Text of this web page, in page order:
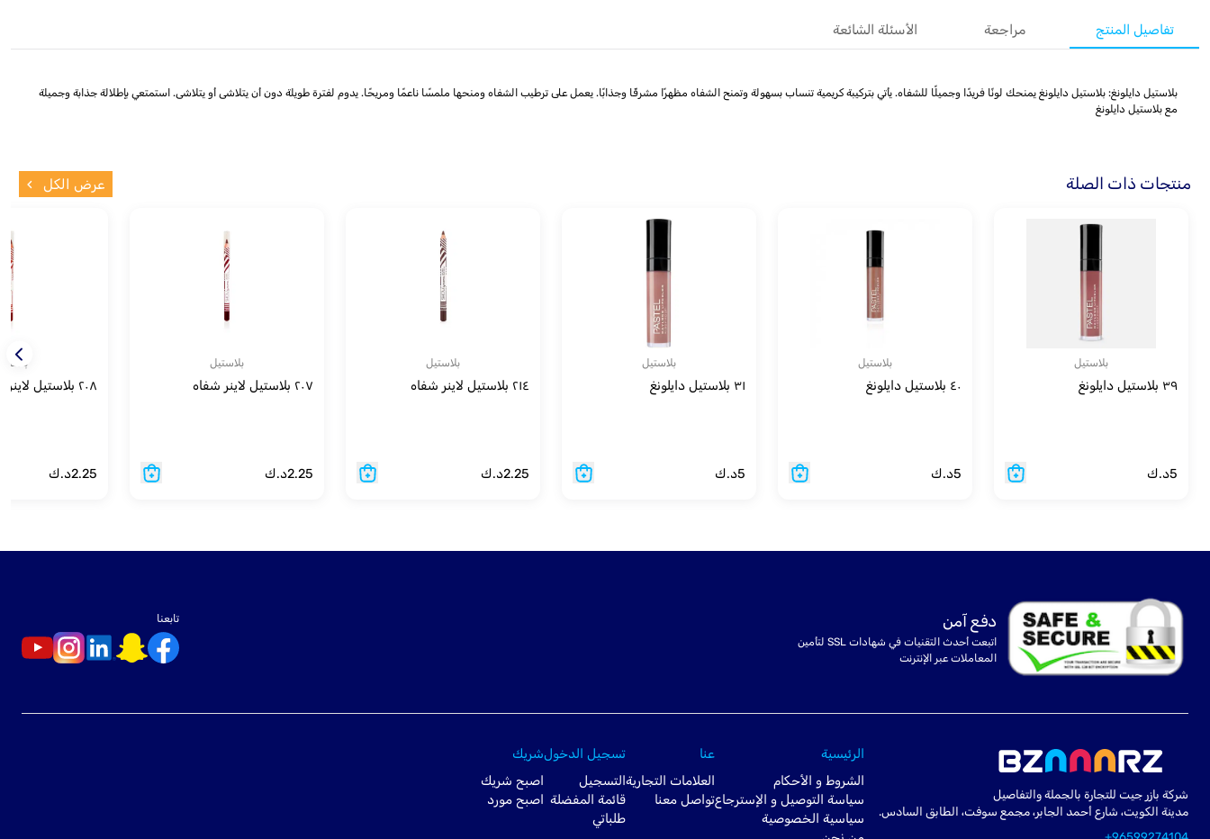
تفاصيل المنتج مراجعة الأسئلة الشائعة
بلاستيل دايلونغ: بلاستيل دايلونغ يمنحك لونًا فريدًا وجميلًا للشفاه. يأتي بتركيبة كريمية تنساب بسهولة وتمنح الشفاه مظهرًا مشرقًا وجذابًا. يعمل على ترطيب الشفاه ومنحها ملمسًا ناعمًا ومريحًا. يدوم لفترة طويلة دون أن يتلاشى أو يتلاشى. استمتعي بإطلالة جذابة وجميلة
مع بلاستيل دايلونغ
منتجات ذات الصلة عرض الكل
بلاستيل
٣٩ بلاستيل دايلونغ
5د.ك
بلاستيل
٤٠ بلاستيل دايلونغ
5د.ك
بلاستيل
٣١ بلاستيل دايلونغ
5د.ك
بلاستيل
٢١٤ بلاستيل لاينر شفاه
2.25د.ك
بلاستيل
٢٠٧ بلاستيل لاينر شفاه
2.25د.ك
٢٠٨ بلاستيل لاينر شفاه
2.25د.ك
دفع آمن
اتبعت أحدث التقنيات في شهادات SSL لتأمين
المعاملات عبر الإنترنت
تابعنا
شركة بازر جيت للتجارة بالجملة والتفاصيل
مدينة الكويت، شارع أحمد الجابر، مجمع سوفت، الطابق السادس.
الرئيسية
الشروط و الأحكام
سياسة التوصيل و الإسترجاع
سياسية الخصوصية
عنا
العلامات التجارية
تواصل معنا
تسجيل الدخول
التسجيل
قائمة المفضلة
طلباتي
شريك
اصبح شريك
اصبح مورد